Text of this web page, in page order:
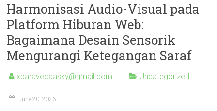
Harmonisasi Audio-Visual pada
Platform Hiburan Web:
Bagaimana Desain Sensorik
Mengurangi Ketegangan Saraf
xbaravecaasky@gmail.com Uncategorized
June 20, 2026